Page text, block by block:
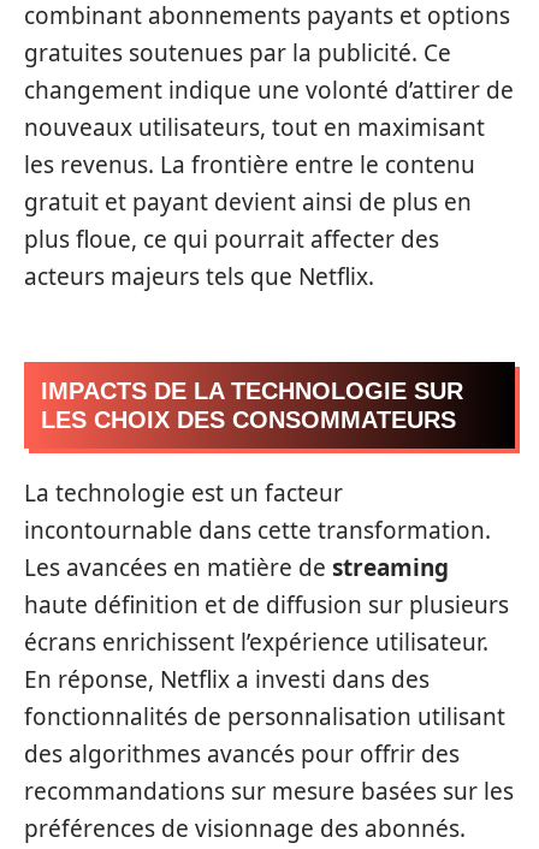
combinant abonnements payants et options
gratuites soutenues par la publicité. Ce
changement indique une volonté d’attirer de
nouveaux utilisateurs, tout en maximisant
les revenus. La frontière entre le contenu
gratuit et payant devient ainsi de plus en
plus floue, ce qui pourrait affecter des
acteurs majeurs tels que Netflix.
IMPACTS DE LA TECHNOLOGIE SUR
LES CHOIX DES CONSOMMATEURS
La technologie est un facteur
incontournable dans cette transformation.
Les avancées en matière de streaming
haute définition et de diffusion sur plusieurs
écrans enrichissent l’expérience utilisateur.
En réponse, Netflix a investi dans des
fonctionnalités de personnalisation utilisant
des algorithmes avancés pour offrir des
recommandations sur mesure basées sur les
préférences de visionnage des abonnés.